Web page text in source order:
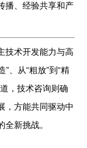
播、经验共享和产
技术开发能力与高
、从“粗放”到“精
，技术咨询则确
，方能共同驱动中
新挑战。